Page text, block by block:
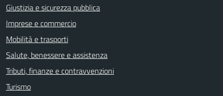
Giustizia e sicurezza pubblica
Imprese e commercio
Mobilità e trasporti
Salute, benessere e assistenza
Tributi, finanze e contravvenzioni
Turismo